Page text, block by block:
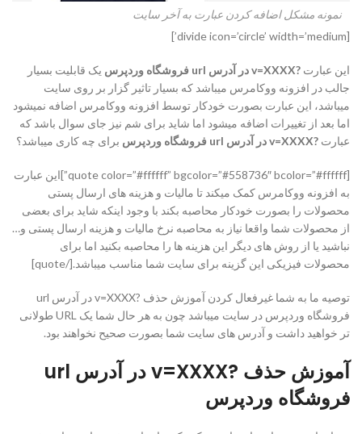
نمونه مشکل اضافه کردن عبارت به آخر سایت
[divide icon=’circle’ width=’medium’]
این عبارت ?v=XXXX در آدرس url فروشگاه وردپرس
یک قابلیت بسیار
جالب در افزونه ووکامرس میباشد که بسیار تاثیر گزار بر روی سایت
میباشد، این عبارت بصورت خودکار توسط افزونه ووکامرس اضافه نمیشود
اما بعد از تغییرات اضافه میشود اما شاید برای شم نیز جای سوال باشد که
عبارت ?v=XXXX در آدرس url فروشگاه وردپرس برای چه کاری میباشد؟
[quote color=”#ffffff” bgcolor=”#558736″ bcolor=”#ffffff”]این عبارت
به افزونه ووکامرس کمک میکند تا مالیات و هزینه های ارسال پستی
محصولات را بصورت خودکار محاصبه بکند با وجود اینکه شاید برای بعضی
از محصولات شما واقعا نیاز به محاصبه نرخ مالیات و هزینه ارسال پستی و…
نباشید یا از روش های دیگر این هزینه ها را محاصبه بکنید اما برای
محصولات فیزیکی این گزینه برای سایت شما مناسب میباشد.[/quote]
توصیه ما به شما غیرفعال کردن آموزش حذف ?v=XXXX در آدرس url
فروشگاه وردپرس در سایت میباشد چون به هر حال شما یک URL طولانی
تر خواهید داشت و آدرس های سایت شما بصورت صحیح نخواهند بود.
آموزش حذف ?v=XXXX در آدرس url
فروشگاه وردپرس